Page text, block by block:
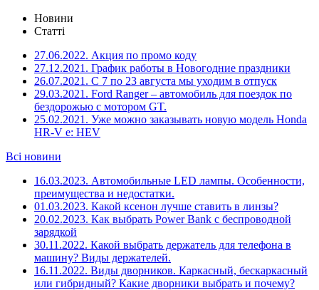
Новини
Статті
27.06.2022. Акция по промо коду
27.12.2021. График работы в Новогодние праздники
26.07.2021. С 7 по 23 августа мы уходим в отпуск
29.03.2021. Ford Ranger – автомобиль для поездок по
бездорожью с мотором GT.
25.02.2021. Уже можно заказывать новую модель Honda
HR-V e: HEV
Всі новини
16.03.2023. Автомобильные LED лампы. Особенности,
преимущества и недостатки.
01.03.2023. Какой ксенон лучше ставить в линзы?
20.02.2023. Как выбрать Power Bank с беспроводной
зарядкой
30.11.2022. Какой выбрать держатель для телефона в
машину? Виды держателей.
16.11.2022. Виды дворников. Каркасный, бескаркасный
или гибридный? Какие дворники выбрать и почему?